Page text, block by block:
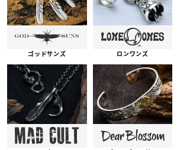
ゴッドサンズ ロンワンズ